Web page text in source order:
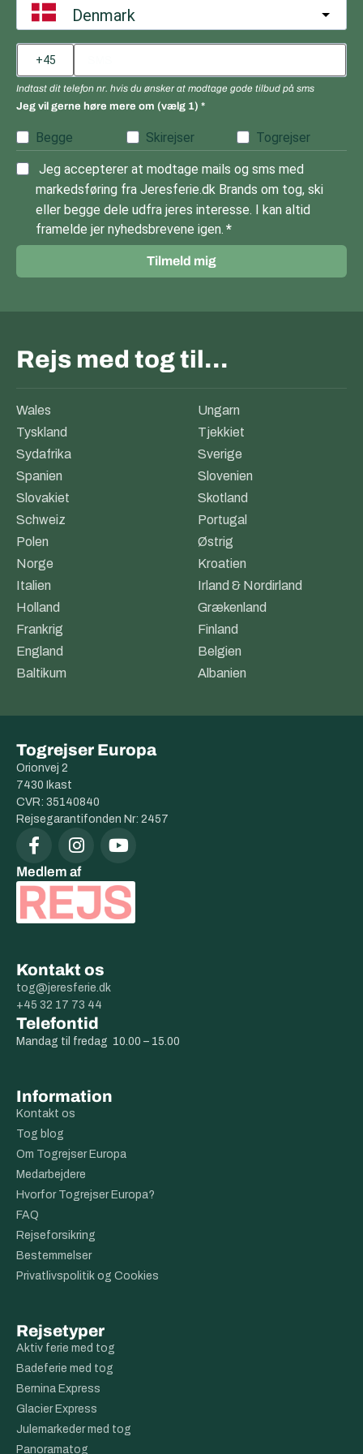
andre byer, og kan kombinere flere destinationer uden at skulle
tænke på parkering eller lange køreture.
Vi planlægger realistiske skift, vælger hoteller tæt på
stationerne og sørger for, at der er tid til pauser undervejs. Hele
vejen har du adgang tildansk rejseservice,så du har hjælp, hvis
der sker ændringer i køreplanen eller behov for justeringer.
Denmark
Indtast dit telefon nr. hvis du ønsker at modtage gode tilbud på sms
Jeg vil gerne høre mere om (vælg 1)
Begge Skirejser Togrejser
Jeg accepterer at modtage mails og sms med
markedsføring fra Jeresferie.dk Brands om tog, ski
eller begge dele udfra jeres interesse. I kan altid
framelde jer nyhedsbrevene igen.
Tilmeld mig
Rejs med tog til…
Wales
Ungarn
Tyskland
Tjekkiet
Sydafrika
Sverige
Spanien
Slovenien
Slovakiet
Skotland
Schweiz
Portugal
Polen
Østrig
Norge
Kroatien
Italien
Irland & Nordirland
Holland
Grækenland
Frankrig
Finland
England
Belgien
Baltikum
Albanien
Togrejser Europa
Orionvej 2
7430 Ikast
CVR: 35140840
Rejsegarantifonden Nr: 2457
Medlem af
Kontakt os
tog@jeresferie.dk
+45 32 17 73 44
Telefontid
Mandag til fredag 10.00 – 15.00
Information
Kontakt os
Tog blog
Om Togrejser Europa
Medarbejdere
Hvorfor Togrejser Europa?
FAQ
Rejseforsikring
Bestemmelser
Privatlivspolitik og Cookies
Rejsetyper
Aktiv ferie med tog
Badeferie med tog
Bernina Express
Glacier Express
Julemarkeder med tog
Panoramatog